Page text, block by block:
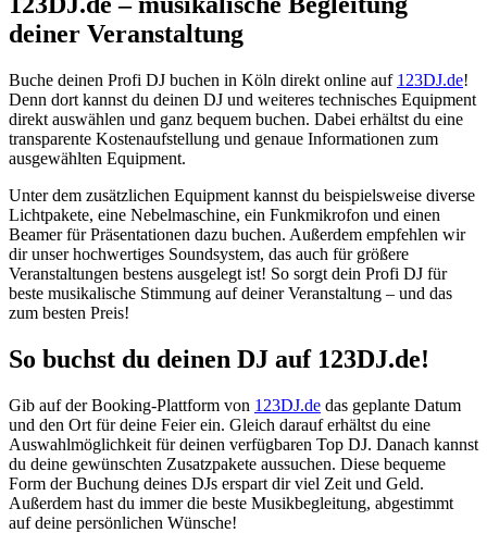
deiner Veranstaltung
Buche deinen Profi DJ buchen in Köln direkt online auf 123DJ.de!
Denn dort kannst du deinen DJ und weiteres technisches Equipment
direkt auswählen und ganz bequem buchen. Dabei erhältst du eine
transparente Kostenaufstellung und genaue Informationen zum
ausgewählten Equipment.
Unter dem zusätzlichen Equipment kannst du beispielsweise diverse
Lichtpakete, eine Nebelmaschine, ein Funkmikrofon und einen
Beamer für Präsentationen dazu buchen. Außerdem empfehlen wir
dir unser hochwertiges Soundsystem, das auch für größere
Veranstaltungen bestens ausgelegt ist! So sorgt dein Profi DJ für
beste musikalische Stimmung auf deiner Veranstaltung – und das
zum besten Preis!
So buchst du deinen DJ auf 123DJ.de!
Gib auf der Booking-Plattform von 123DJ.de das geplante Datum
und den Ort für deine Feier ein. Gleich darauf erhältst du eine
Auswahlmöglichkeit für deinen verfügbaren Top DJ. Danach kannst
du deine gewünschten Zusatzpakete aussuchen. Diese bequeme
Form der Buchung deines DJs erspart dir viel Zeit und Geld.
Außerdem hast du immer die beste Musikbegleitung, abgestimmt
auf deine persönlichen Wünsche!